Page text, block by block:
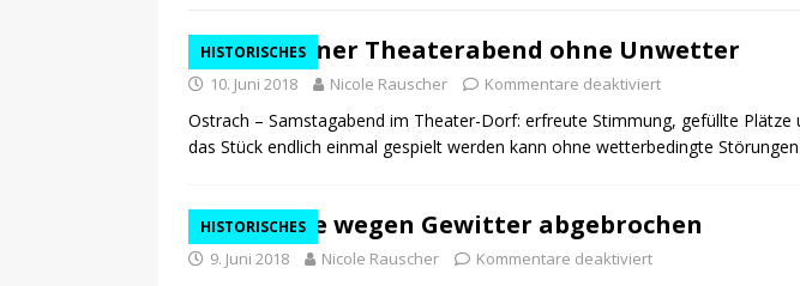
[ 30. Dezember 2020 ]
FDP will digitale Lösungen für den
29.12.2020
NEWS
[ 24. Dezember 2020 ] Selbständigen und freien Mitarbeitern mehr
WIRTSCHAFT
WIRTSCHAFT
HISTORISCHES
Gelungener Theaterabend ohne Unwetter
10. Juni 2018 Nicole Rauscher Kommentare deaktiviert
Ostrach – Samstagabend im Theater-Dorf: erfreute Stimmung, gefüllte
das Stück endlich einmal gespielt werden kann ohne wetterbedingte
HISTORISCHES
Premiere wegen Gewitter abgebrochen
9. Juni 2018 Nicole Rauscher Kommentare deaktiviert